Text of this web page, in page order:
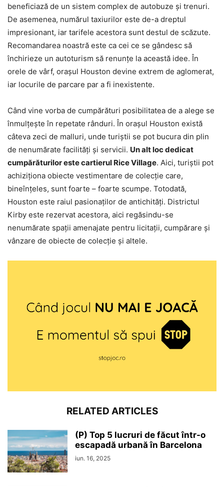
beneficiază de un sistem complex de autobuze și trenuri.
De asemenea, numărul taxiurilor este de-a dreptul
impresionant, iar tarifele acestora sunt destul de scăzute.
Recomandarea noastră este ca cei ce se gândesc să
închirieze un autoturism să renunțe la această idee. În
orele de vârf, orașul Houston devine extrem de aglomerat,
iar locurile de parcare par a fi inexistente.
Când vine vorba de cumpărături posibilitatea de a alege se
înmulțește în repetate rânduri. În orașul Houston există
câteva zeci de malluri, unde turiștii se pot bucura din plin
de nenumărate facilități și servicii. Un alt loc dedicat
cumpărăturilor este cartierul Rice Village. Aici, turiștii pot
achiziționa obiecte vestimentare de colecție care,
bineînțeles, sunt foarte – foarte scumpe. Totodată,
Houston este raiul pasionaților de antichități. Districtul
Kirby este rezervat acestora, aici regăsindu-se
nenumărate spații amenajate pentru licitații, cumpărare și
vânzare de obiecte de colecție și altele.
RELATED ARTICLES
(P) Top 5 lucruri de făcut într-o
escapadă urbană în Barcelona
iun. 16, 2025